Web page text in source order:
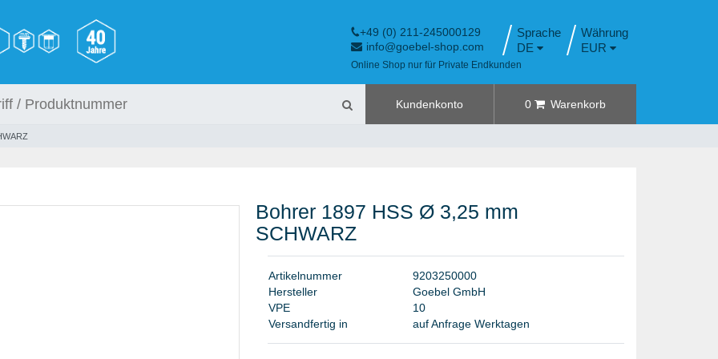
Sprache
DE
EUR
+49 (0) 211-245000129
info@goebel-shop.com
Online Shop nur für Private Endkunden
Kundenkonto 0 Warenkorb
Bohrer 1897 HSS Ø 3,25 mm
SCHWARZ
Artikelnummer 9203250000
Hersteller Goebel GmbH
VPE 10
Versandfertig in
auf Anfrage Werktagen